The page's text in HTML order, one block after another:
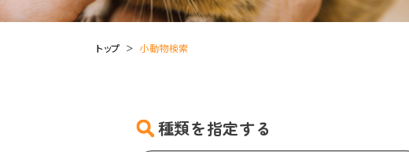
トップ 小動物検索
種類を指定する